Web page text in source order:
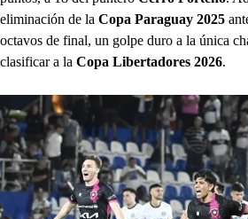
eliminación de la Copa Paraguay 2025
octavos de final, un golpe duro a la única
clasificar a la Copa Libertadores 2026.